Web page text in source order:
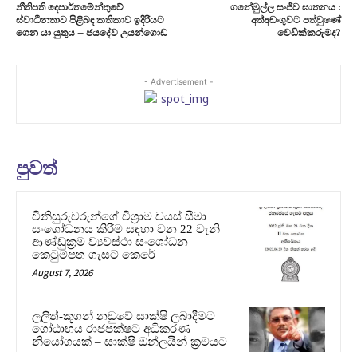
නීතිපති දෙපාර්තමේන්තුවේ
ස්වාධීනතාව පිළිබඳ කතිකාව ඉදිරියට
ගෙන යා යුතුය – ජයදේව උයන්ගොඩ
ගනේමුල්ල සංජීව ඝාතනය :
අත්අඩංගුවට පත්වුණේ
වෙඩික්කරුමද?
- Advertisement -
පුවත්
විනිසුරුවරුන්ගේ විශ්‍රාම වයස් සීමා
සංශෝධනය කිරීම සඳහා වන 22 වැනි
ආණ්ඩුක්‍රම ව්‍යවස්ථා සංශෝධන
කෙටුම්පත ගැසට් කෙරේ
August 7, 2026
ලලිත්-කූගන් නඩුවේ සාක්ෂි ලබාදීමට
ගෝඨාභය රාජපක්ෂට අධිකරණ
නියෝගයක් – සාක්ෂි ඔන්ලයින් ක්‍රමයට